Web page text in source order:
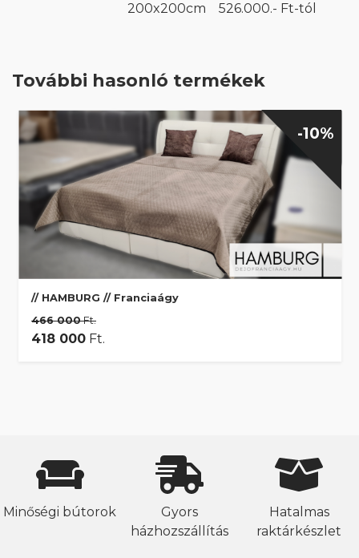
200x200cm 526.000.- Ft-tól
További hasonló termékek
-10%
// HAMBURG // Franciaágy
466 000Ft.
418 000 Ft.
Minőségi bútorok
Gyors
házhozszállítás
Hatalmas
raktárkészlet